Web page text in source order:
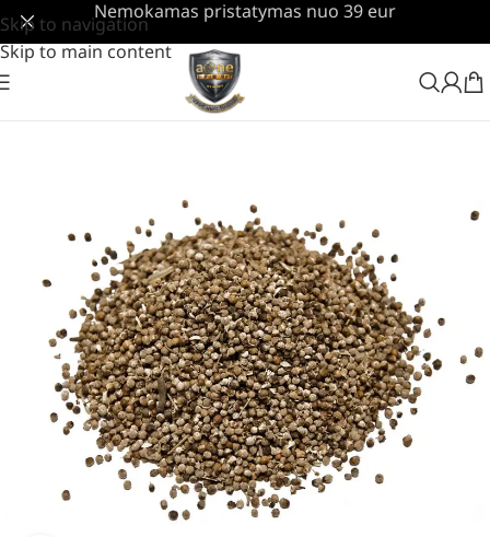
Skip to navigation
Skip to main content
Nemokamas pristatymas nuo 39 eur